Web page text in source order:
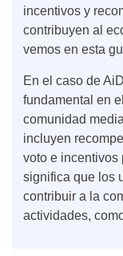
incentivos y
contribuyen al
vemos en esta
En el caso de
fundamental en
comunidad
incluyen
voto e incentivos
significa que los
contribuir a la
actividades,